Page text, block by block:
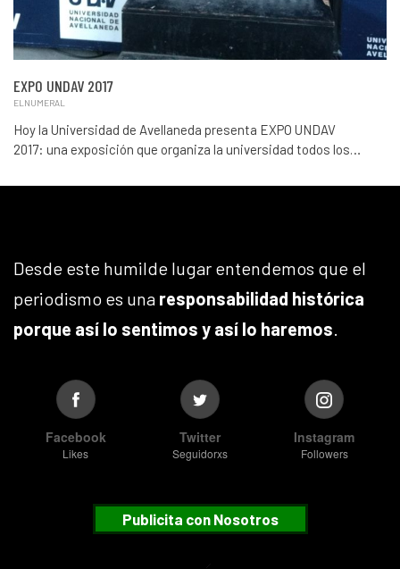
EXPO UNDAV 2017
ELNUMERAL
Hoy la Universidad de Avellaneda presenta EXPO UNDAV
2017: una exposición que organiza la universidad todos los…
Desde este humilde lugar entendemos que el
periodismo es una responsabilidad histórica
porque así lo sentimos y así lo haremos.
Facebook
Likes
Twitter
Seguidorxs
Instagram
Followers
Publicita con Nosotros